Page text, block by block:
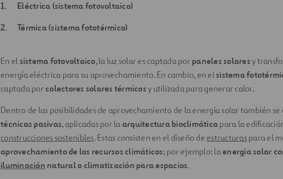
Eléctrica (sistema fotovoltaico)
Térmica (sistema fototérmico)
En elsistema fotovoltaico, la luz solar es captada porpaneles solaresy
energía eléctrica para su aprovechamiento. En cambio, en elsistema
captada porcolectores solares térmicosy utilizada para generar calor.
Dentro de las posibilidades de aprovechamiento de la energía solar también
técnicas pasivas, aplicadas por la arquitectura bioclimáticapara la
construcciones sostenibles. Estas consisten en el diseño de estructuraspara el
aprovechamiento de los recursos climáticos; por ejemplo: laenergía solar
iluminación natural o climatización para espacios.